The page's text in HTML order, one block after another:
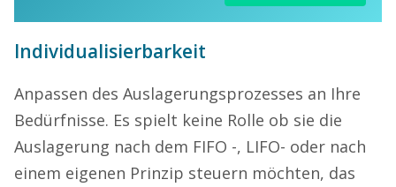
Individualisierbarkeit
Anpassen des Auslagerungsprozesses an Ihre
Bedürfnisse. Es spielt keine Rolle ob sie die
Auslagerung nach dem FIFO -, LIFO- oder nach
einem eigenen Prinzip steuern möchten, das